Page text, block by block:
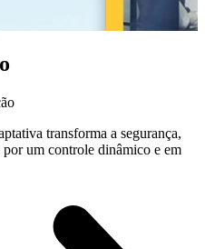
transforma a segurança,
um controle dinâmico e em